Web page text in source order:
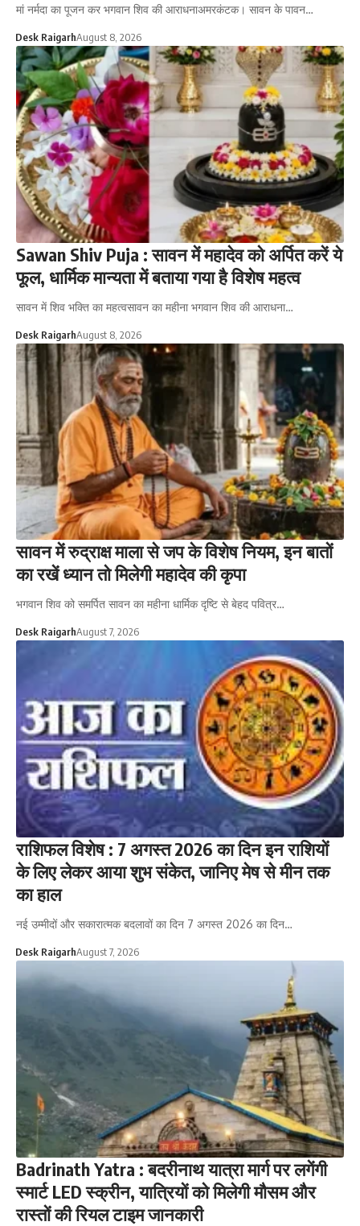
मां नर्मदा का पूजन कर भगवान शिव की आराधनाअमरकंटक। सावन के पावन…
Desk RaigarhAugust 8, 2026
Sawan Shiv Puja : सावन में महादेव को अर्पित करें ये
फूल, धार्मिक मान्यता में बताया गया है विशेष महत्व
सावन में शिव भक्ति का महत्वसावन का महीना भगवान शिव की आराधना…
Desk RaigarhAugust 8, 2026
सावन में रुद्राक्ष माला से जप के विशेष नियम, इन बातों
का रखें ध्यान तो मिलेगी महादेव की कृपा
भगवान शिव को समर्पित सावन का महीना धार्मिक दृष्टि से बेहद पवित्र…
Desk RaigarhAugust 7, 2026
राशिफल विशेष : 7 अगस्त 2026 का दिन इन राशियों
के लिए लेकर आया शुभ संकेत, जानिए मेष से मीन तक
का हाल
नई उम्मीदों और सकारात्मक बदलावों का दिन 7 अगस्त 2026 का दिन…
Desk RaigarhAugust 7, 2026
Badrinath Yatra : बदरीनाथ यात्रा मार्ग पर लगेंगी
स्मार्ट LED स्क्रीन, यात्रियों को मिलेगी मौसम और
रास्तों की रियल टाइम जानकारी